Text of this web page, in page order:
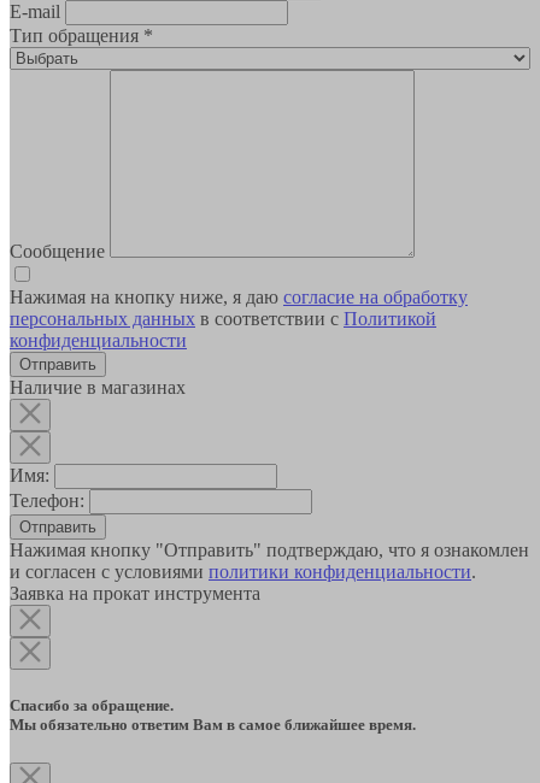
E-mail
Тип обращения *
Сообщение
Нажимая на кнопку ниже, я даю согласие на обработку
персональных данных в соответствии с Политикой
конфиденциальности
Наличие в магазинах
Имя:
Телефон:
Отправить
Нажимая кнопку "Отправить" подтверждаю, что я ознакомлен
и согласен с условиями политики конфиденциальности.
Заявка на прокат инструмента
Спасибо за обращение.
Мы обязательно ответим Вам в самое ближайшее время.